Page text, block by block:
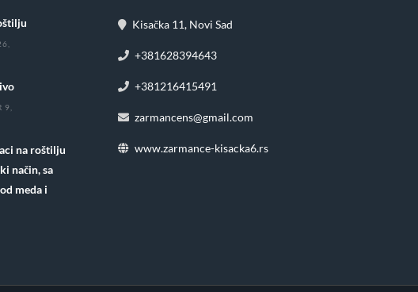
9,
na roštilju
način, sa
meda i
Kisačka 11, Novi Sad
+381628394643
+381216415491
zarmancens@gmail.com
www.zarmance-kisacka6.rs